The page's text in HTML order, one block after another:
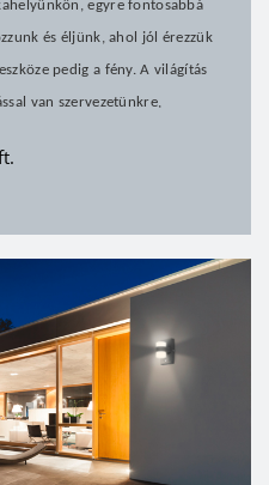
egyre fontosabbá
és éljünk, ahol jól érezzük
pedig a fény. A világítás
van szervezetünkre,
terápia eszköze is.
megtervezésére, kialakítására,
fényforrások kiválasztására,
vásárlói igények maximális
lámpa- és
mindenki megtalálja az
megfelelő és a mai
szükséges